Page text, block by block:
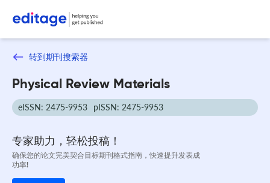
转到期刊搜索器
Physical Review Materials
eISSN: 2475-9953 pISSN: 2475-9953
专家助力，轻松投稿！
确保您的论文完美契合目标期刊格式指南，快速提升发表成
功率!